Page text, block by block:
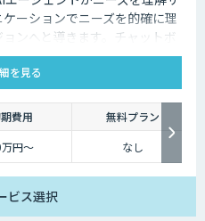
ーションでニーズを的確に理
ンへと導きます。チャットボ
、デジタル広報担当です。
を見る
費用
無料プラン
円〜 なし
ビス選択